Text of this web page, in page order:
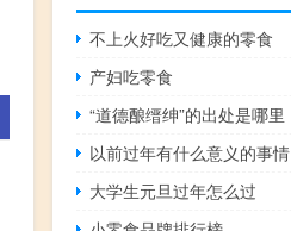
不上火好吃又健康的零食
产妇吃零食
“道德酿缙绅”的出处是哪里
以前过年有什么意义的事情
大学生元旦过年怎么过